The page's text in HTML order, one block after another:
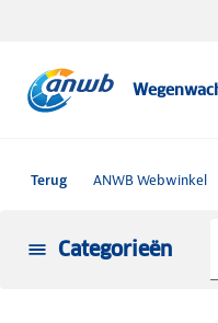
Terug ANWB Webwinkel
Categorieën